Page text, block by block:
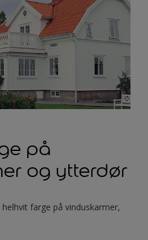
på
og ytterdør
farge på vinduskarmer,